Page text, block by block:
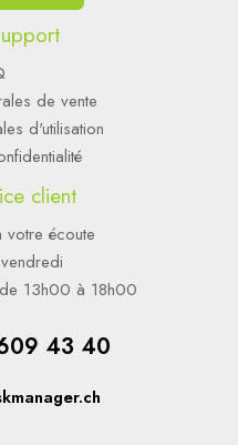
de vente
d'utilisation
client
votre écoute
13h00 à 18h00
43 40